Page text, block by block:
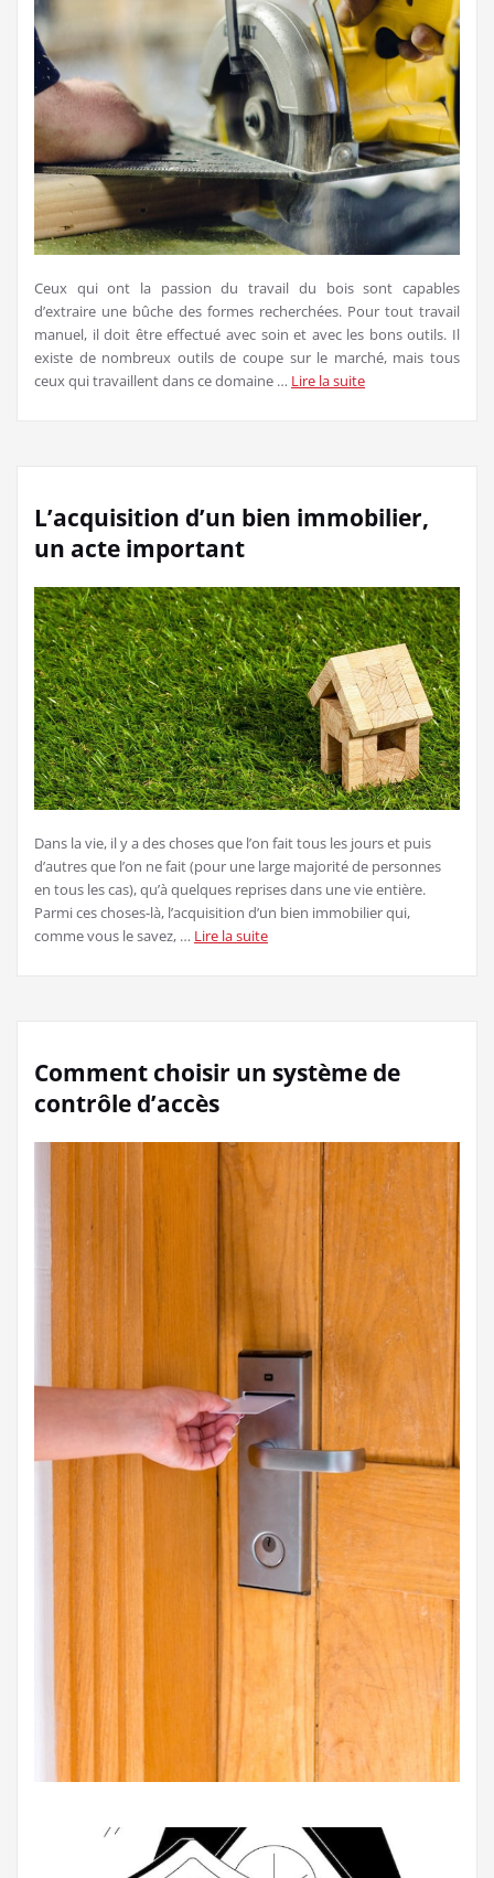
Ceux qui ont la passion du travail du bois sont capables
d’extraire une bûche des formes recherchées. Pour tout travail
manuel, il doit être effectué avec soin et avec les bons outils. Il
existe de nombreux outils de coupe sur le marché, mais tous
ceux qui travaillent dans ce domaine … Lire la suite
L’acquisition d’un bien immobilier,
un acte important
Dans la vie, il y a des choses que l’on fait tous les jours et puis
d’autres que l’on ne fait (pour une large majorité de personnes
en tous les cas), qu’à quelques reprises dans une vie entière.
Parmi ces choses-là, l’acquisition d’un bien immobilier qui,
comme vous le savez, … Lire la suite
Comment choisir un système de
contrôle d’accès